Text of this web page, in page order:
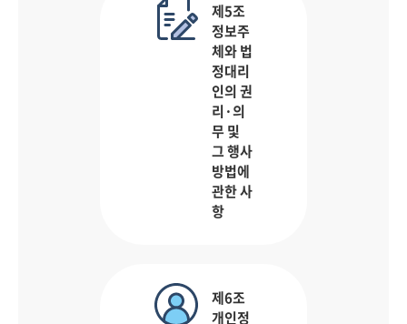
제5조
정보주
체와 법
정대리
인의 권
리·의
무 및
그 행사
방법에
관한 사
항
제6조
개인정